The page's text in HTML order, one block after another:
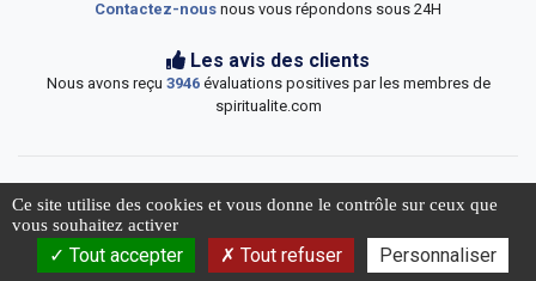
Contactez-nous nous vous répondons sous 24H
Les avis des clients
Nous avons reçu 3946évaluations positives par les membres de
spiritualite.com
© 2026 Spiritualite.com
Ce site utilise des cookies et vous donne le contrôle sur ceux que
vous souhaitez activer
Tout accepter Tout refuser Personnaliser